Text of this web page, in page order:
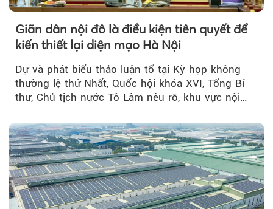
Giãn dân nội đô là điều kiện tiên quyết để
kiến thiết lại diện mạo Hà Nội
Dự và phát biểu thảo luận tổ tại Kỳ họp không
thường lệ thứ Nhất, Quốc hội khóa XVI, Tổng Bí
thư, Chủ tịch nước Tô Lâm nêu rõ, khu vực nội